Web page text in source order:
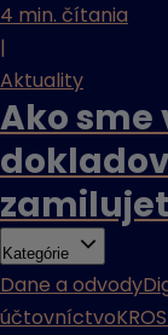
4 min. čítania
|
Aktuality
Ako
Kategórie
Dane a odvody
účtovníctvo